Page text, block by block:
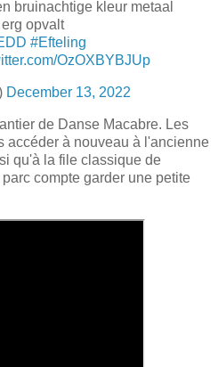
bruinachtige kleur metaal
opvalt
#Efteling
OzOXBYBJUp
December 13, 2022
de Danse Macabre. Les
accéder à nouveau à l'ancienne
qu'à la file classique de
compte garder une petite